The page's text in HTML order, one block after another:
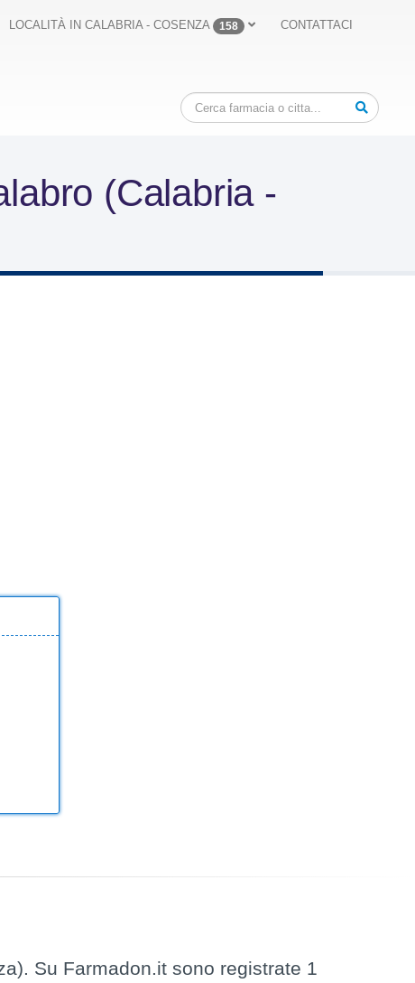
LOCALITÀ IN CALABRIA - COSENZA 158 CONTATTACI
(Calabria -
Su Farmadon.it sono registrate 1